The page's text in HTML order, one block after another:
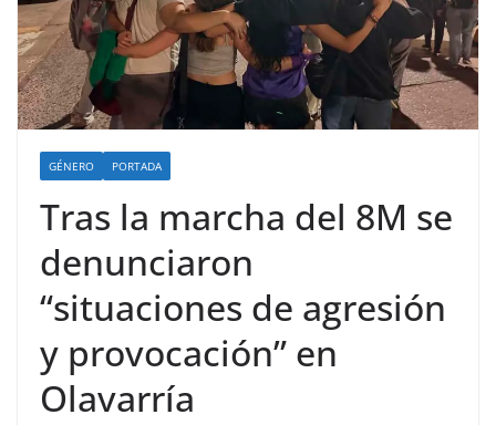
GÉNERO PORTADA
Tras la marcha del 8M se
denunciaron
“situaciones de agresión
y provocación” en
Olavarría